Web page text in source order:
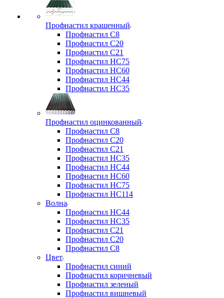
Профнастил крашенный
Профнастил С8
Профнастил С20
Профнастил С21
Профнастил НС75
Профнастил НС60
Профнастил НС44
Профнастил НС35
Профнастил оцинкованный
Профнастил С8
Профнастил С20
Профнастил С21
Профнастил НС35
Профнастил НС44
Профнастил НС60
Профнастил НС75
Профнастил НС114
Волна
Профнастил НС44
Профнастил НС35
Профнастил С21
Профнастил С20
Профнастил С8
Цвет
Профнастил синий
Профнастил коричневый
Профнастил зеленый
Профнастил вишневый